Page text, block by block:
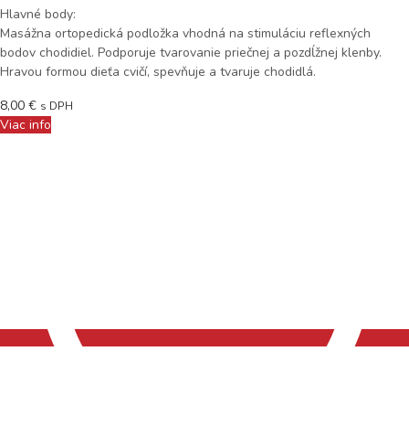
Hlavné body:
Masážna ortopedická podložka vhodná na stimuláciu reflexných
bodov chodidiel. Podporuje tvarovanie priečnej a pozdĺžnej klenby.
Hravou formou dieťa cvičí, spevňuje a tvaruje chodidlá.
8,00 € s DPH
Viac info